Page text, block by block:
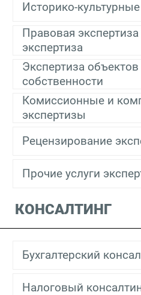
Историко-
Правовая
экспертиза
Экспертиза
собственности
Комиссионные и
экспертизы
Рецензирование
Прочие услуги
КОНСАЛТИНГ
Бухгалтерский
Налоговый